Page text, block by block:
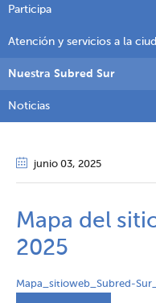
Participa
Atención y servicios a la
Nuestra Subred Sur
Noticias
junio 03, 2025
Mapa del
2025
Mapa_sitioweb_Subred-